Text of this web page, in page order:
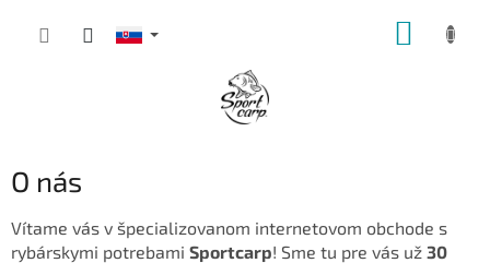
O nás
Vítame vás v špecializovanom internetovom obchode s
rybárskymi potrebami Sportcarp! Sme tu pre vás už 30